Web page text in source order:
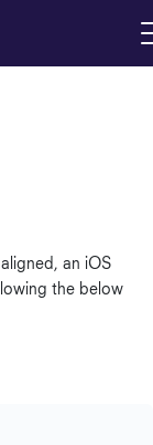
an iOS
the below